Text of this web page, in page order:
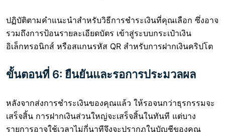
ปฏิบัติตามคำแนะนำสำหรับวิธีการชำระเงินที่คุณเลือก ซึ่งอาจ
รวมถึงการป้อนรายละเอียดบัตร เข้าสู่ระบบกระเป๋าเงิน
อิเล็กทรอนิกส์ หรือสแกนรหัส QR สำหรับการฝากเงินคริปโต
ขั้นตอนที่ 6: ยืนยันและรอการประมวลผล
หลังจากส่งการชำระเงินของคุณแล้ว ให้รอจนกว่าธุรกรรมจะ
เสร็จสิ้น การฝากเงินส่วนใหญ่จะเสร็จสิ้นในทันที แต่บาง
รายการอาจใช้เวลาไม่กี่นาทีจึงจะปรากฏในบัญชีของคุณ